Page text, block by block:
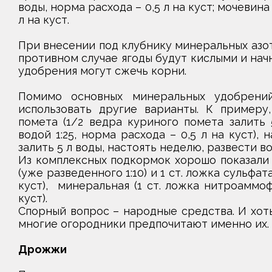
воды, норма расхода – 0,5 л на куст;
л на куст.
При внесении под клубнику минеральных
противном случае ягоды будут кислыми и
удобрения могут сжечь корни.
Помимо основных минеральных
использовать другие варианты. К
помета (1/2 ведра куриного помета
водой 1:25, норма расхода – 0,5 л на куст),
залить 5 л воды, настоять неделю, развести
Из комплексных подкормок хорошо
(уже разведенного 1:10) и 1 ст. ложка
куст), минеральная (1 ст. ложка
куст).
Спорный вопрос – народные средства. И
многие огородники предпочитают именно их.
Дрожжи